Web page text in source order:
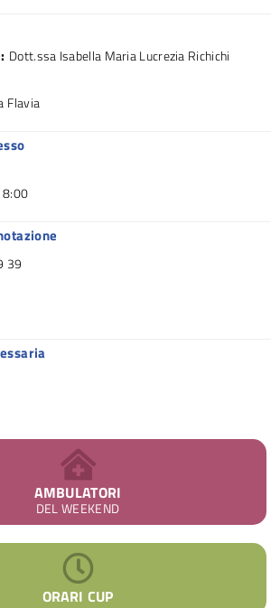
Dott.ssa Isabella Maria Lucrezia Richichi
Flavia
39
AMBULATORI
DEL WEEKEND
ORARI CUP